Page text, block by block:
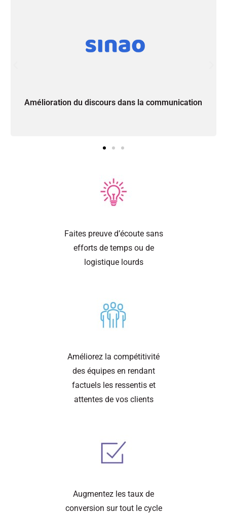
Amélioration du discours dans la communication
Faites preuve d’écoute sans
efforts de temps ou de
logistique lourds
Améliorez la compétitivité
des équipes en rendant
factuels les ressentis et
attentes de vos clients
Augmentez les taux de
conversion sur tout le cycle